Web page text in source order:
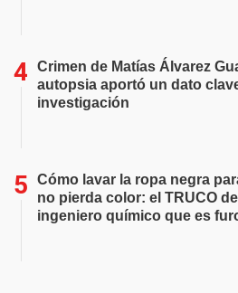
Crimen de Matías Álvarez
autopsia aportó un dato
investigación
Cómo lavar la ropa negra
no pierda color: el TRUCO
ingeniero químico que es